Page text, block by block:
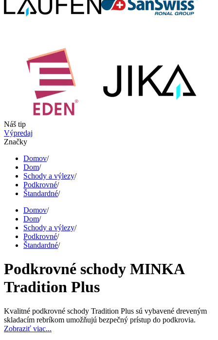
Náš tip
Výpredaj
Značky
Domov/
Dom/
Schody a výlezy/
Podkrovné/
Štandardné/
Domov/
Dom/
Schody a výlezy/
Podkrovné/
Štandardné/
Podkrovné schody MINKA
Tradition Plus
Kvalitné podkrovné schody Tradition Plus sú vybavené dreveným
skladacím rebríkom umožňujú bezpečný prístup do podkrovia.
Zobraziť viac...